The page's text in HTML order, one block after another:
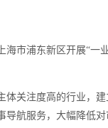
海市浦东新区开展“一
体关注度高的行业，
航服务，大幅降低